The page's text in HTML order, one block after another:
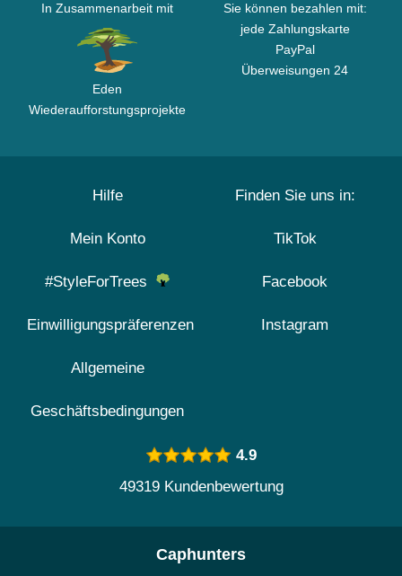
In Zusammenarbeit mit
Eden
Wiederaufforstungsprojekte
Sie können bezahlen mit:
jede Zahlungskarte
PayPal
Überweisungen 24
Hilfe
Mein Konto
#StyleForTrees
Einwilligungspräferenzen
Allgemeine
Geschäftsbedingungen
Finden Sie uns in:
TikTok
Facebook
Instagram
4.9
49319 Kundenbewertung
Caphunters